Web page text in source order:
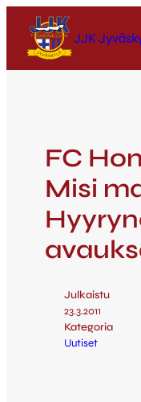
JJK
FC
Misi
Julkaistu
23.3.2011
Kategoria
Uutiset